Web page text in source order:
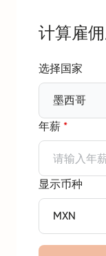
计算雇
选择国家
墨西哥
年薪 *
显示币种